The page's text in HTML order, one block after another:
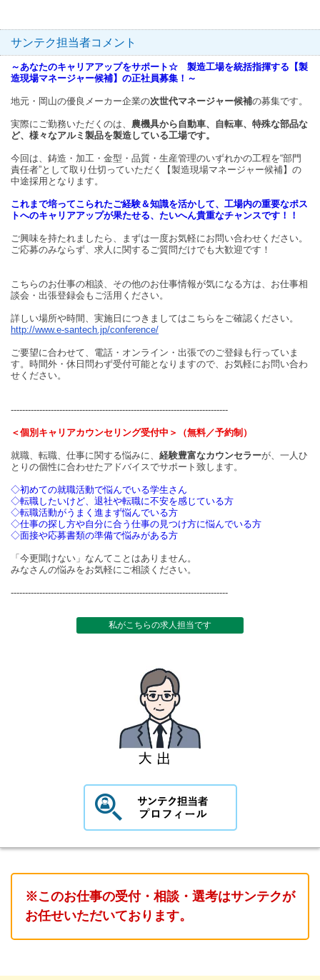
サンテク担当者コメント
～あなたのキャリアアップをサポート☆ 製造工場を統括指揮する【製
造現場マネージャー候補】の正社員募集！～
地元・岡山の優良メーカー企業の次世代マネージャー候補の募集です。
実際にご勤務いただくのは、 農機具から自動車、自転車、特殊な部品な
ど、様々なアルミ製品を製造している工場です。
今回は、鋳造・加工・金型・品質・生産管理のいずれかの工程を“部門
責任者”として取り仕切っていただく【製造現場マネージャー候補】の
中途採用となります。
これまで培ってこられたご経験＆知識を活かして、工場内の重要なポス
トへのキャリアアップが果たせる、たいへん貴重なチャンスです！！
ご興味を持たれましたら、まずは一度お気軽にお問い合わせください。
ご応募のみならず、求人に関するご質問だけでも大歓迎です！
こちらのお仕事の相談、その他のお仕事情報が気になる方は、お仕事相
談会・出張登録会もご活用ください。
詳しい場所や時間、実施日につきましてはこちらをご確認ください。
http://www.e-santech.jp/conference/
ご要望に合わせて、電話・オンライン・出張でのご登録も行っていま
す。時間外・休日問わず受付可能となりますので、お気軽にお問い合わ
せください。
----------------------------------------------------------------------------
＜個別キャリアカウンセリング受付中＞（無料／予約制）
就職、転職、仕事に関する悩みに、 経験豊富なカウンセラーが、一人ひ
とりの個性に合わせたアドバイスでサポート致します。
◇初めての就職活動で悩んでいる学生さん
◇転職したいけど、退社や転職に不安を感じている方
◇転職活動がうまく進まず悩んでいる方
◇仕事の探し方や自分に合う仕事の見つけ方に悩んでいる方
◇面接や応募書類の準備で悩みがある方
「今更聞けない」なんてことはありません。
みなさんの悩みをお気軽にご相談ください。
----------------------------------------------------------------------------
私がこちらの求人担当です
※このお仕事の受付・相談・選考はサンテクが
お任せいただいております。